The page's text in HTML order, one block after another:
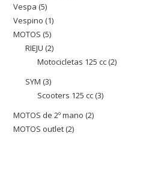
Vespa 55
productos
Vespino 11
MOTOS 55
productos
RIEJU 22
productos
Motocicletas 125 cc 22
SYM 33
productos
Scooters 125 cc 33
MOTOS de 2º mano 22
MOTOS outlet 22